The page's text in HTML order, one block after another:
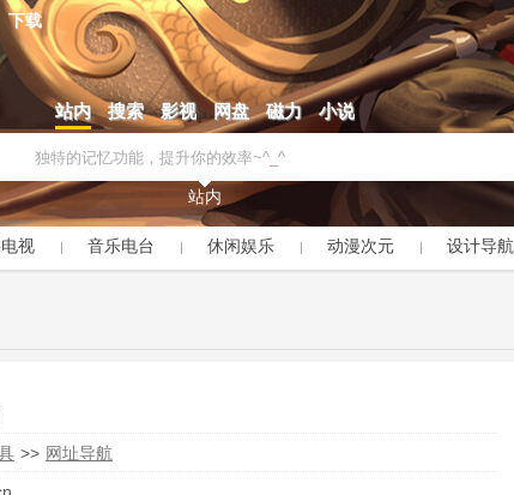
下载
站内 搜索 影视 网盘 磁力 小说
站内
视 音乐电台 休闲娱乐 动漫次元 设计导航
>> 网址导航